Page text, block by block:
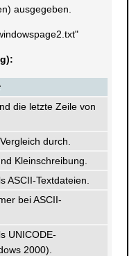
ausgegeben.
die letzte Zeile von
durch.
Kleinschreibung.
ASCII-Textdateien.
bei ASCII-
UNICODE-
2000).